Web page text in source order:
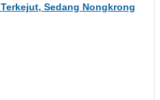
Terkejut, Sedang Nongkrong